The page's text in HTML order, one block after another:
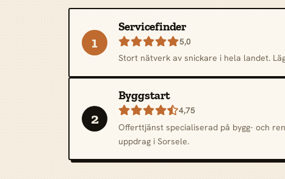
1
Servicefinder
5,0
Stort nätverk av snickare i hela landet.
2
Byggstart
4,75
Offerttjänst specialiserad på bygg- och
uppdrag i Sorsele.